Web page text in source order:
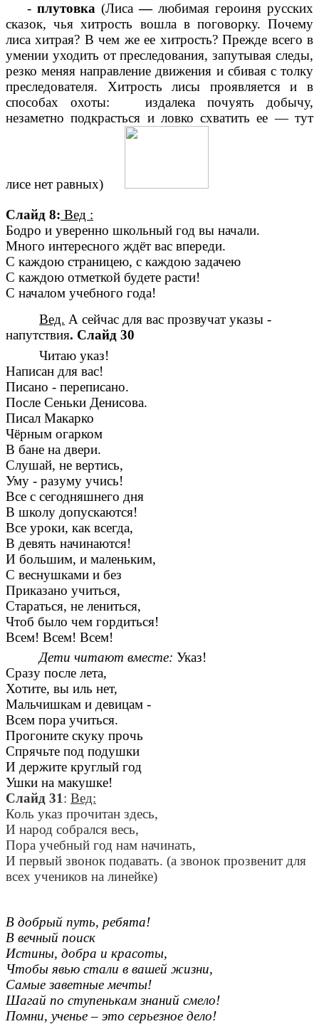
- плутовка (Лиса — любимая героиня русских
сказок, чья хитрость вошла в поговорку. Почему
лиса хитрая? В чем же ее хитрость? Прежде всего в
умении уходить от преследования, запутывая следы,
резко меняя направление движения и сбивая с толку
преследователя. Хитрость лисы проявляется и в
способах охоты: издалека почуять добычу,
незаметно подкрасться и ловко схватить ее — тут
лисе нет равных)
Слайд 8: Вед :
Бодро и уверенно школьный год вы начали.
Много интересного ждёт вас впереди.
С каждою страницею, с каждою задачею
С каждою отметкой будете расти!
С началом учебного года!
Вед. А сейчас для вас прозвучат указы -
напутствия. Слайд 30
Читаю указ!
Написан для вас!
Писано - переписано.
После Сеньки Денисова.
Писал Макарко
Чёрным огарком
В бане на двери.
Слушай, не вертись,
Уму - разуму учись!
Все с сегодняшнего дня
В школу допускаются!
Все уроки, как всегда,
В девять начинаются!
И большим, и маленьким,
С веснушками и без
Приказано учиться,
Стараться, не лениться,
Чтоб было чем гордиться!
Всем! Всем! Всем!
Дети читают вместе: Указ!
Сразу после лета,
Хотите, вы иль нет,
Мальчишкам и девицам -
Всем пора учиться.
Прогоните скуку прочь
Спрячьте под подушки
И держите круглый год
Ушки на макушке!
Слайд 31: Вед:
Коль указ прочитан здесь,
И народ собрался весь,
Пора учебный год нам начинать,
И первый звонок подавать. (а звонок прозвенит для
всех учеников на линейке)
В добрый путь, ребята!
В вечный поиск
Истины, добра и красоты,
Чтобы явью стали в вашей жизни,
Самые заветные мечты!
Шагай по ступенькам знаний смело!
Помни, ученье – это серьезное дело!